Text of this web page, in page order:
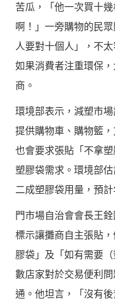
苦瓜，「他一次買十
啊！」一旁購物的民
人要對十個人」，不
如果消費者注重環保
商。
環境部表示，減塑市
提供購物車、購物籃
也會要求張貼「不拿
塑膠袋需求。環境部
二成塑膠袋用量，預計
門市場自治會會長王
標示讓攤商自主張貼
膠袋」及「如有需要
數店家對於交易便利
通。他坦言，「沒有